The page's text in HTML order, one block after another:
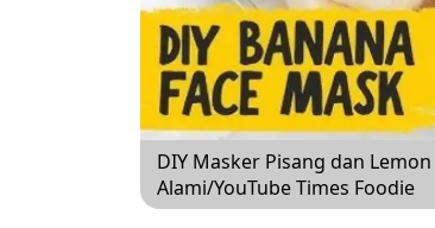
DIY Masker Pisang dan
Alami/YouTube Times Foodie